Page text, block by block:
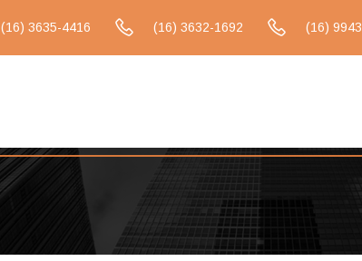
(16) 3635-4416 (16) 3632-1692 (16)